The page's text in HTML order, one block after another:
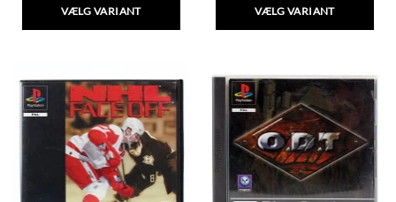
VÆLG VARIANT
flere
varianter.
Mulighederne
kan
vælges
på
varesiden
VÆLG VARIANT
flere
varianter.
Mulighederne
kan
vælges
på
varesiden